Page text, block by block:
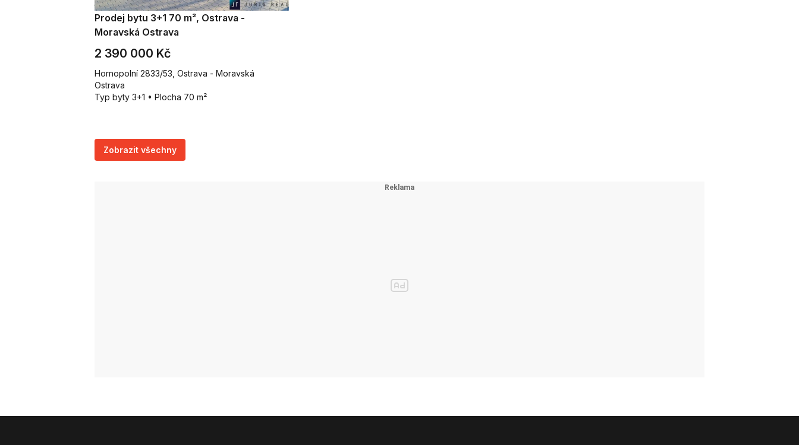
Prodej bytu 3+1 70 m², Ostrava -
Moravská Ostrava
2 390 000 Kč
Hornopolní 2833/53, Ostrava - Moravská
Ostrava
Typ byty 3+1 • Plocha 70 m²
Zobrazit všechny